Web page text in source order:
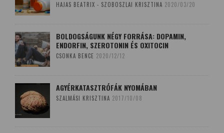
HAJAS BEATRIX - SZOBOSZLAI KRISZTINA 2020/03/20
BOLDOGSÁGUNK NÉGY FORRÁSA: DOPAMIN,
ENDORFIN, SZEROTONIN ÉS OXITOCIN
CSONKA BENCE 2020/12/12
AGYÉRKATASZTRÓFÁK NYOMÁBAN
SZALMÁSI KRISZTINA 2017/10/08